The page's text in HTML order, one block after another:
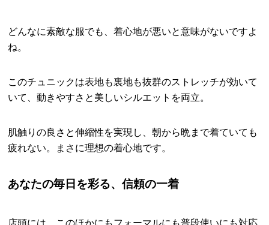
どんなに素敵な服でも、着心地が悪いと意味がないですよ
ね。
このチュニックは表地も裏地も抜群のストレッチが効いて
いて、動きやすさと美しいシルエットを両立。
肌触りの良さと伸縮性を実現し、朝から晩まで着ていても
疲れない。まさに理想の着心地です。
あなたの毎日を彩る、信頼の一着